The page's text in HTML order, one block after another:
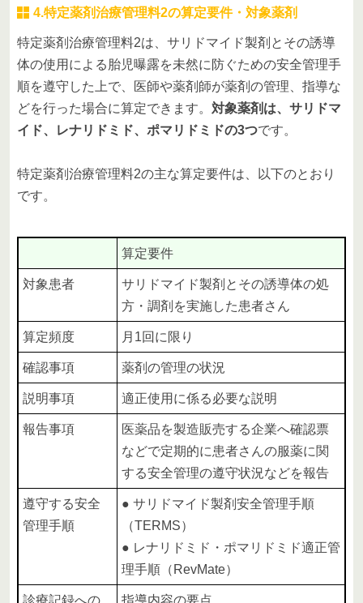
4.特定薬剤治療管理料2の算定要件・対象薬剤
特定薬剤治療管理料2は、サリドマイド製剤とその誘導
体の使用による胎児曝露を未然に防ぐための安全管理手
順を遵守した上で、医師や薬剤師が薬剤の管理、指導な
どを行った場合に算定できます。 対象薬剤は、サリドマ
イド、レナリドミド、ポマリドミドの3つです。
特定薬剤治療管理料2の主な算定要件は、以下のとおり
です。
算定要件
対象患者
サリドマイド製剤とその誘導体の処
方・調剤を実施した患者さん
算定頻度 月1回に限り
確認事項 薬剤の管理の状況
説明事項 適正使用に係る必要な説明
報告事項
医薬品を製造販売する企業へ確認票
などで定期的に患者さんの服薬に関
する安全管理の遵守状況などを報告
遵守する安全
管理手順
● サリドマイド製剤安全管理手順
（TERMS）
● レナリドミド・ポマリドミド適正管
理手順（RevMate）
診療記録への 指導内容の要点